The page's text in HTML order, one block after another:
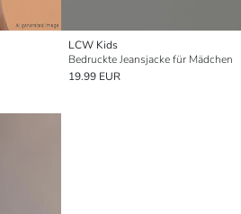
LCW Kids
Bedruckte Jeansjacke für Mädchen
19.99 EUR